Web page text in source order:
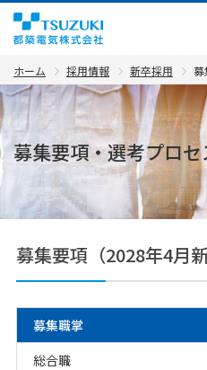
ホーム 採用情報 新卒採用 募
募集要項・選考プロセ
募集要項（2028年4月
募集職掌
総合職